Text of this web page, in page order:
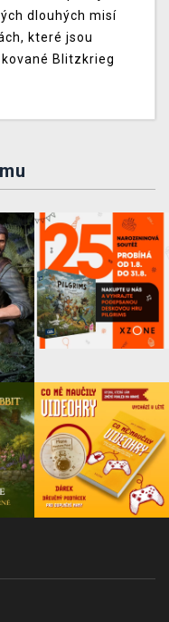
dlouhých misí
které jsou
Blitzkrieg